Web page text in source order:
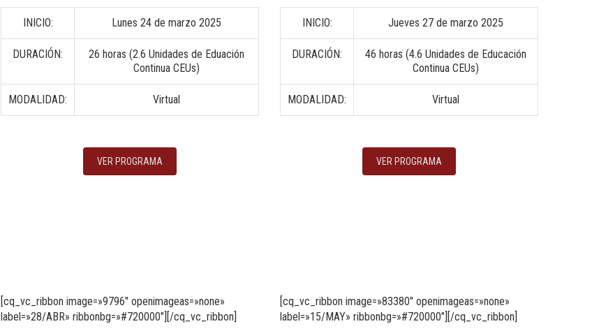
INICIO: Lunes 24 de marzo 2025
DURACIÓN:
26 horas (2.6 Unidades de Eduación
Continua CEUs)
MODALIDAD: Virtual
VER PROGRAMA
INICIO: Jueves 27 de marzo 2025
DURACIÓN:
46 horas (4.6 Unidades de Educación
Continua CEUs)
MODALIDAD: Virtual
VER PROGRAMA
[cq_vc_ribbon image=»9796″ openimageas=»none»
label=»28/ABR» ribbonbg=»#720000″][/cq_vc_ribbon]
[cq_vc_ribbon image=»83380″ openimageas=»none»
label=»15/MAY» ribbonbg=»#720000″][/cq_vc_ribbon]